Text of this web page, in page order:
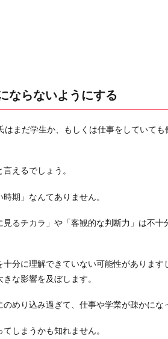
ならないようにする
はまだ学生か、もしくは仕事をしていても
えるでしょう。
期」なんてありません。
るチカラ」や「客観的な判断力」は不十
分に理解できていない可能性があります
な影響を及ぼします。
めり込み過ぎて、仕事や学業が疎かにな
しまうかも知れません。